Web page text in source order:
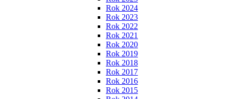
Rok 2024
Rok 2023
Rok 2022
Rok 2021
Rok 2020
Rok 2019
Rok 2018
Rok 2017
Rok 2016
Rok 2015